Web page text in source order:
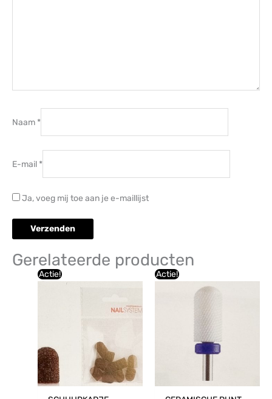
Naam *
E-mail *
Ja, voeg mij toe aan je e-maillijst
Gerelateerde producten
Actie!
Oorspronkelijke
prijs
Huidige
prijs
Actie!
prijs
was:
prijs